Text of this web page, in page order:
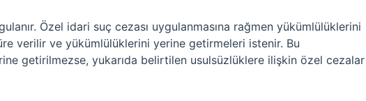
Özel idari suç cezası uygulanmasına rağmen yükümlülüklerini
verilir ve yükümlülüklerini yerine getirmeleri istenir. Bu
getirilmezse, yukarıda belirtilen usulsüzlüklere ilişkin özel cezalar